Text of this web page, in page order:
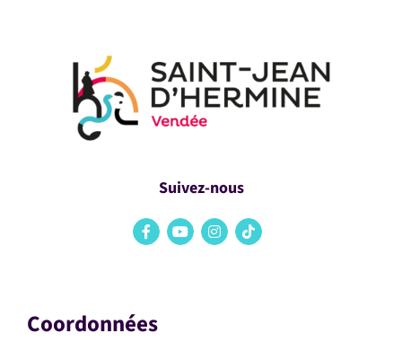
Suivez-nous
Coordonnées